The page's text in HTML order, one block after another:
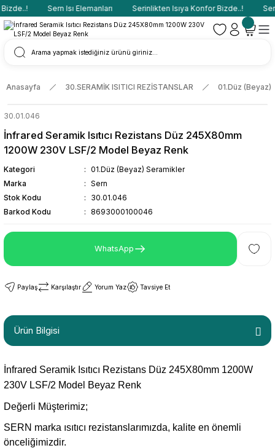
Sern Isı Elemanları Serinlikten Isıya Konfor Bizde..!
Anasayfa 30.SERAMİK ISITICI REZİSTANSLAR 01.Düz
30.01.046
İnfrared Seramik Isıtıcı Rezistans Düz 245X80mm
1200W 230V LSF/2 Model Beyaz Renk
Kategori
01.Düz (Beyaz) Seramikler
Marka
Sern
Stok Kodu
30.01.046
Barkod Kodu
8693000100046
WhatsApp
Paylaş Karşılaştır Yorum Yaz Tavsiye Et
Ürün Bilgisi
İnfrared Seramik Isıtıcı Rezistans Düz 245X80mm 1200W
230V LSF/2 Model Beyaz Renk
Değerli Müşterimiz;
SERN marka ısıtıcı rezistanslarımızda, kalite en önemli
önceliğimizdir.